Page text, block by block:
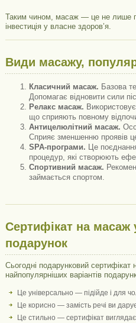
Таким чином, масаж — це не лише
інвестиція у власне здоров’я.
Види масажу,
Класичний масаж. Базова
Допомагає відновити сили
Релакс масаж.
що сприяють повному
Антицелюлітний масаж.
Сприяє зменшенню проявів
SPA-програми. Це
процедур, які створюють
Спортивний масаж.
займається спортом.
Сертифікат на масаж
подарунок
Сьогодні подарунковий
найпопулярніших варіантів
Це універсально — підійде і для
Це корисно — замість речі ви
Це стильно — сертифікат